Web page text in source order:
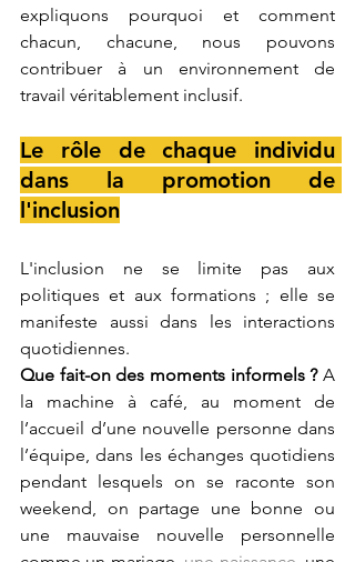
expliquons pourquoi et comment
chacun, chacune, nous pouvons
contribuer à un environnement de
travail véritablement inclusif.
Le rôle de chaque individu
dans la promotion de
l'inclusion
L'inclusion ne se limite pas aux
politiques et aux formations ; elle se
manifeste aussi dans les interactions
quotidiennes.
Que fait-on des moments informels ? A
la machine à café, au moment de
l’accueil d’une nouvelle personne dans
l’équipe, dans les échanges quotidiens
pendant lesquels on se raconte son
weekend, on partage une bonne ou
une mauvaise nouvelle personnelle